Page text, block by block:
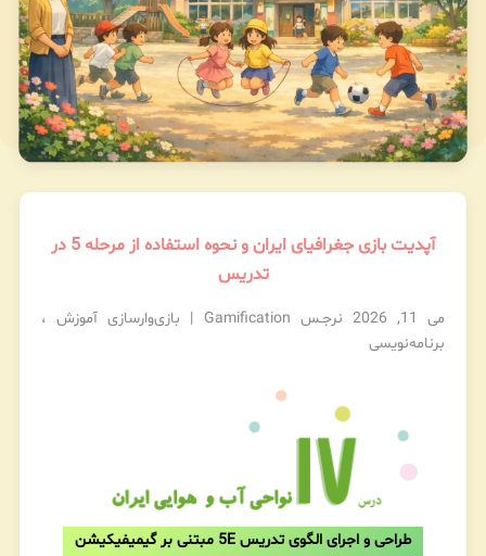
آپدیت بازی جغرافیای ایران و نحوه استفاده از مرحله 5 در
تدریس
می 11, 2026 نرجـس Gamification | بازی‌وارسازی آموزش
،
برنامه‌نویسی
طراحی و اجرای الگوی تدریس 5E مبتنی بر گیمیفیکیشن